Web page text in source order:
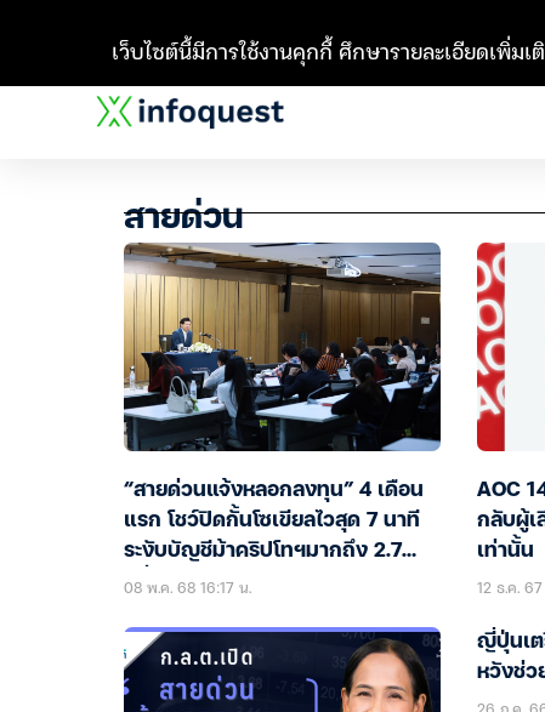
สายด่วน
“สายด่วนแจ้งหลอกลงทุน” 4 เดือน
แรก โชว์ปิดกั้นโซเขียลไวสุด 7 นาที
ระงับบัญชีม้าคริปโทฯมากถึง 2.7
หมื่นบช.
08 พ.ค. 68 16:17 น.
AOC
กลับผู้เ
เท่านั้น
12 ธ.ค.
ญี่ปุ่นเต
หวังช่ว
เว็บไซต์นี้มีการใช้งานคุกกี้ ศึกษารายละเอียดเพิ่มเ